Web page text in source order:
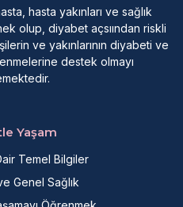
hasta yakınları ve sağlık
olup, diyabet açsıından riskli
ve yakınlarının diyabeti ve
destek olmayı
Yaşam
Temel Bilgiler
Genel Sağlık